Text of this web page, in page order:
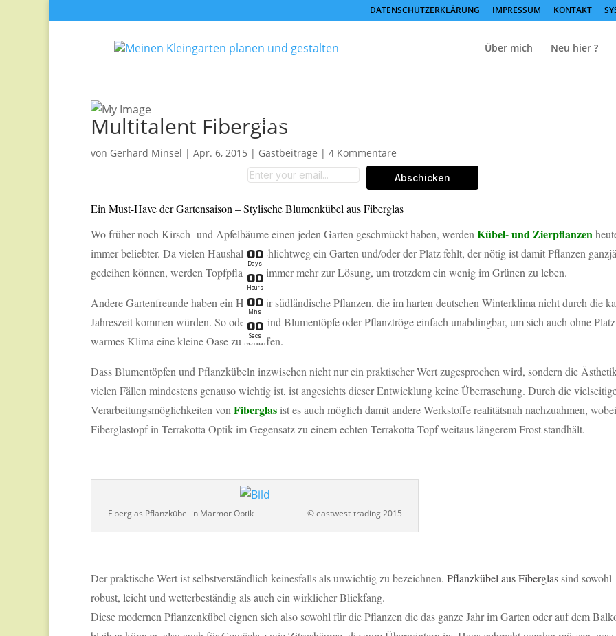
DATENSCHUTZERKLÄRUNG IMPRESSUM KONTAKT
Über mich Neu hier ?
Multitalent Fiberglas
von Gerhard Minsel | Apr. 6, 2015 | Gastbeiträge | 4 Kommentare
Ein Must-Have der Gartensaison – Stylische Blumenkübel aus Fiberglas
Wo früher noch Kirsch- und Apfelbäume einen jeden Garten geschmückt haben, werden Kübel- und Zierpflanzen
immer beliebter. Da vielen Haushalten schlichtweg ein Garten und/oder der Platz fehlt, der nötig ist damit Pflanzen
gedeihen können, werden Topfpflanzen immer mehr zur Lösung, um trotzdem ein wenig im Grünen zu leben.
Andere Gartenfreunde haben ein Herz für südländische Pflanzen, die im harten deutschen Winterklima nicht durch die
Jahreszeit kommen würden. So oder so sind Blumentöpfe oder Pflanztröge einfach unabdingbar, um sich auch ohne
warmes Klima eine kleine Oase zu schaffen.
Dass Blumentöpfen und Pflanzkübeln inzwischen nicht nur ein praktischer Wert zugesprochen wird, sondern die
vielen Fällen mindestens genauso wichtig ist, ist angesichts dieser Entwicklung keine Überraschung. Durch die
Verarbeitungsmöglichkeiten von Fiberglas ist es auch möglich damit andere Werkstoffe realitätsnah nachzuahmen,
Fiberglastopf in Terrakotta Optik im Gegensatz zu einem echten Terrakotta Topf weitaus längerem Frost standhält.
Fiberglas Pflanzkübel in Marmor Optik © eastwest-trading 2015
Der praktische Wert ist selbstverständlich keinesfalls als unwichtig zu bezeichnen. Pflanzkübel aus Fiberglassind sowohl
robust, leicht und wetterbeständig als auch ein wirklicher Blickfang.
Diese modernen Pflanzenkübel eignen sich also sowohl für die Pflanzen die das ganze Jahr im Garten oder auf dem
00
Days
00
Hours
00
Mins
00
Secs
Garten-Tipps
Abschicken